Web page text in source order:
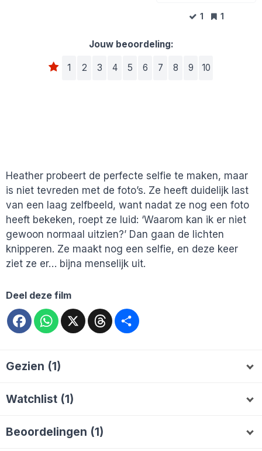
1 1
Jouw beoordeling:
1 2 3 4 5 6 7 8 9 10
Heather probeert de perfecte selfie te maken, maar
is niet tevreden met de foto’s. Ze heeft duidelijk last
van een laag zelfbeeld, want nadat ze nog een foto
heeft bekeken, roept ze luid: ‘Waarom kan ik er niet
gewoon normaal uitzien?’ Dan gaan de lichten
knipperen. Ze maakt nog een selfie, en deze keer
ziet ze er… bijna menselijk uit.
Deel deze film
FacebookWhatsApp
X Threads
Gezien (1)
Watchlist (1)
Beoordelingen (1)